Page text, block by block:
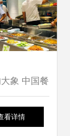
象 中国餐
速进入万店
看详情